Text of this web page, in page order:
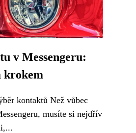
v Messengeru:
krokem
kontaktů Než vůbec
musíte si nejdřív